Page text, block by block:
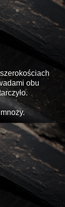
obu